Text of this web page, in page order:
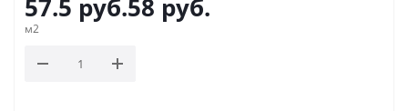
57.5 руб.58 руб.
м2